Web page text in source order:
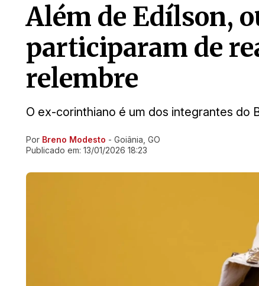
Além de Edílson,
participaram de
relembre
O ex-corinthiano é um dos integrantes do
Ir direto pra matéria
Por Breno Modesto - Goiânia, GO
Publicado em: 13/01/2026 18:23